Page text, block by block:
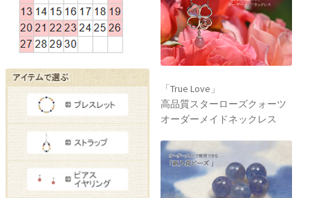
「True Love」
高品質スターローズクォーツ
オーダーメイドネックレス